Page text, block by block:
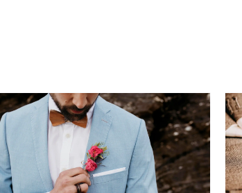
SITZT NICHT, GIBT’S NICHT!
Herrenmode